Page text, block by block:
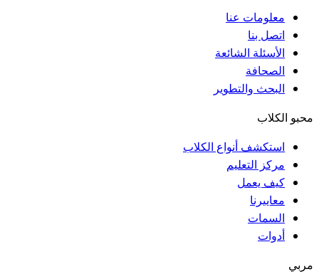
معلومات عنا
اتصل بنا
الأسئلة الشائعة
الصحافة
البحث والتطوير
محبو الكلاب
استكشف أنواع الكلاب
مركز التعليم
كيف يعمل
معاييرنا
السمات
أدوات
مربي